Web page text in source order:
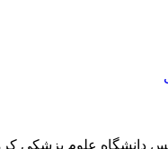
دانشگاه علوم پزشکی